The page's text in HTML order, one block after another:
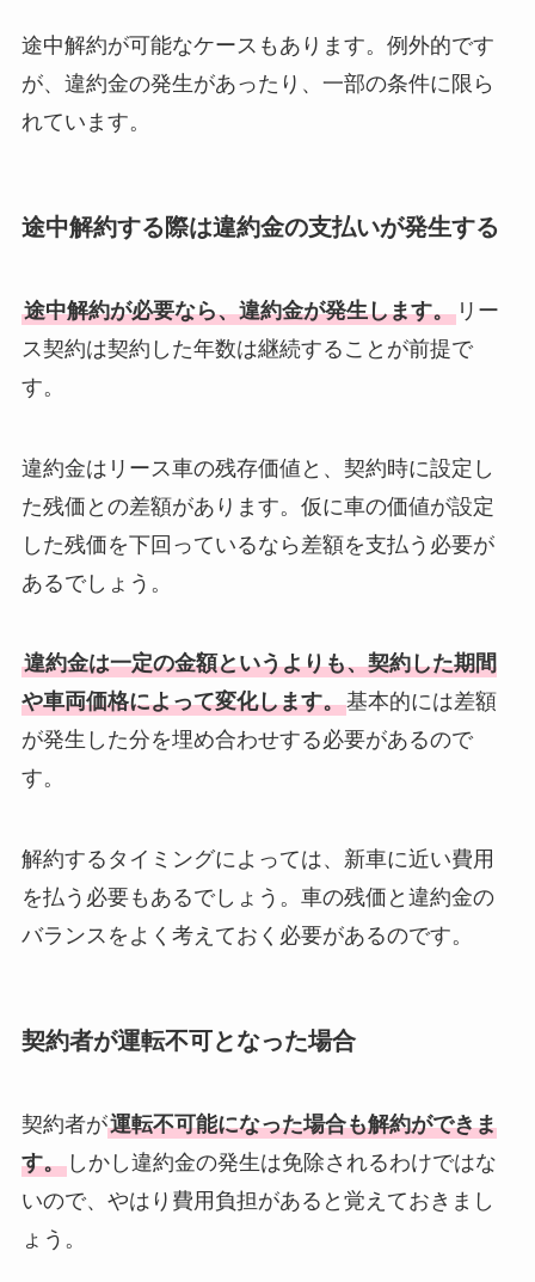
途中解約が可能なケースもあります。例外的です
が、違約金の発生があったり、一部の条件に限ら
れています。
途中解約する際は違約金の支払いが発生する
途中解約が必要なら、違約金が発生します。リー
ス契約は契約した年数は継続することが前提で
す。
違約金はリース車の残存価値と、契約時に設定し
た残価との差額があります。仮に車の価値が設定
した残価を下回っているなら差額を支払う必要が
あるでしょう。
違約金は一定の金額というよりも、契約した期間
や車両価格によって変化します。基本的には差額
が発生した分を埋め合わせする必要があるので
す。
解約するタイミングによっては、新車に近い費用
を払う必要もあるでしょう。車の残価と違約金の
バランスをよく考えておく必要があるのです。
契約者が運転不可となった場合
契約者が運転不可能になった場合も解約ができま
す。しかし違約金の発生は免除されるわけではな
いので、やはり費用負担があると覚えておきまし
ょう。